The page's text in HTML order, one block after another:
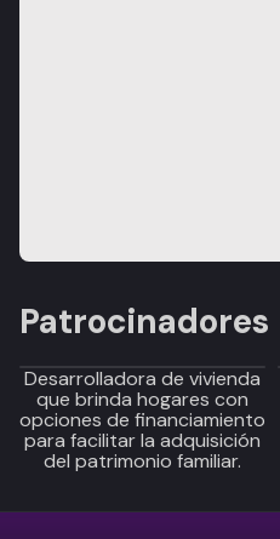
Patrocinadores
Desarrolladora de vivienda
que brinda hogares con
opciones de financiamiento
para facilitar la adquisición
del patrimonio familiar.